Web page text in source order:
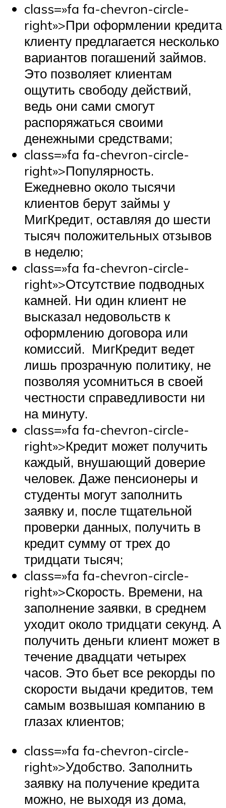
class=»fa fa-chevron-circle-
right»>При оформлении кредита
клиенту предлагается несколько
вариантов погашений займов.
Это позволяет клиентам
ощутить свободу действий,
ведь они сами смогут
распоряжаться своими
денежными средствами;
class=»fa fa-chevron-circle-
right»>Популярность.
Ежедневно около тысячи
клиентов берут займы у
МигКредит, оставляя до шести
тысяч положительных отзывов
в неделю;
class=»fa fa-chevron-circle-
right»>Отсутствие подводных
камней. Ни один клиент не
высказал недовольств к
оформлению договора или
комиссий. МигКредит ведет
лишь прозрачную политику, не
позволяя усомниться в своей
честности справедливости ни
на минуту.
class=»fa fa-chevron-circle-
right»>Кредит может получить
каждый, внушающий доверие
человек. Даже пенсионеры и
студенты могут заполнить
заявку и, после тщательной
проверки данных, получить в
кредит сумму от трех до
тридцати тысяч;
class=»fa fa-chevron-circle-
right»>Скорость. Времени, на
заполнение заявки, в среднем
уходит около тридцати секунд. А
получить деньги клиент может в
течение двадцати четырех
часов. Это бьет все рекорды по
скорости выдачи кредитов, тем
самым возвышая компанию в
глазах клиентов;
class=»fa fa-chevron-circle-
right»>Удобство. Заполнить
заявку на получение кредита
можно, не выходя из дома,